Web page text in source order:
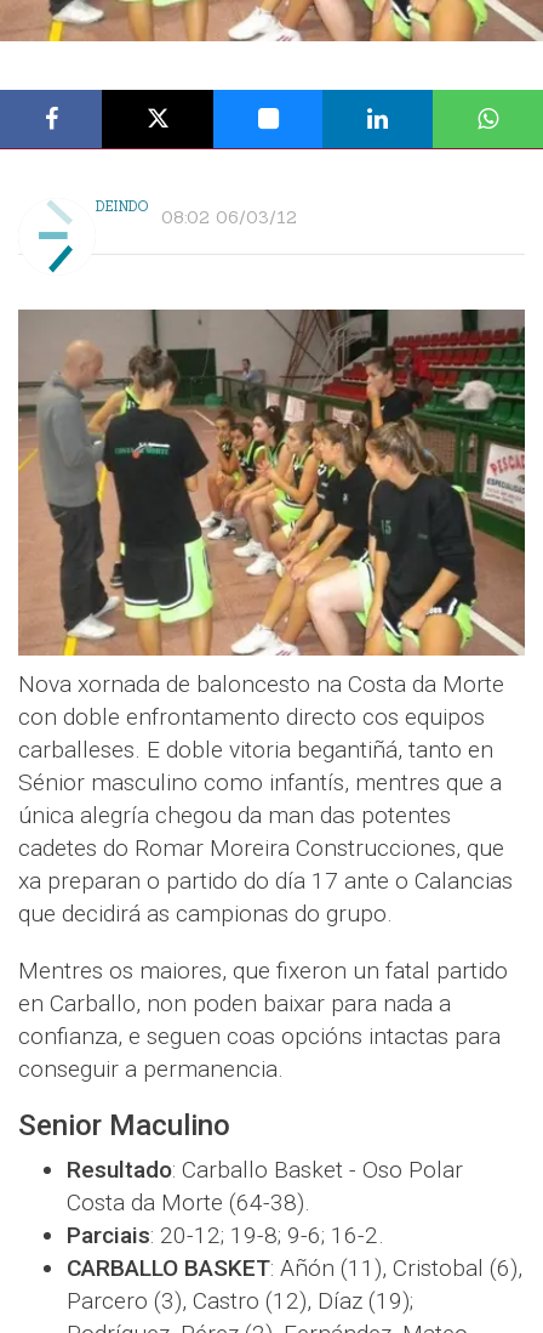
DEINDO 08:02 06/03/12
Nova xornada de baloncesto na Costa da Morte
con doble enfrontamento directo cos equipos
carballeses. E doble vitoria begantiñá, tanto en
Sénior masculino como infantís, mentres que a
única alegría chegou da man das potentes
cadetes do Romar Moreira Construcciones, que
xa preparan o partido do día 17 ante o Calancias
que decidirá as campionas do grupo.
Mentres os maiores, que fixeron un fatal partido
en Carballo, non poden baixar para nada a
confianza, e seguen coas opcións intactas para
conseguir a permanencia.
Senior Maculino
Resultado: Carballo Basket - Oso Polar
Costa da Morte (64-38).
Parciais: 20-12; 19-8; 9-6; 16-2.
CARBALLO BASKET: Añón (11), Cristobal (6),
Parcero (3), Castro (12), Díaz (19);